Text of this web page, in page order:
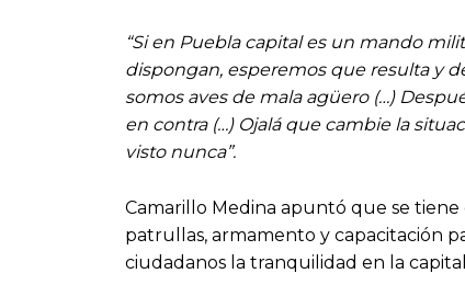
“Si en Puebla capital es un mando
dispongan, esperemos que resulta y
somos aves de mala agüero (…)
en contra (…) Ojalá que cambie la
visto nunca”.
Camarillo Medina apuntó que se
patrullas, armamento y capacitación
ciudadanos la tranquilidad en la